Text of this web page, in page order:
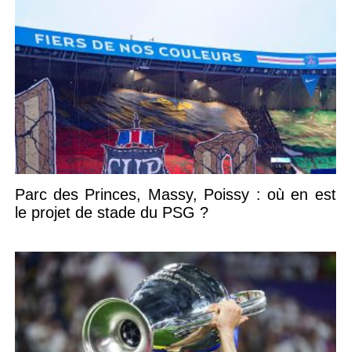
Parc des Princes, Massy, Poissy : où en est
le projet de stade du PSG ?